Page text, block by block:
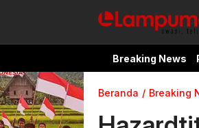
Breaking News
Beranda Breaking